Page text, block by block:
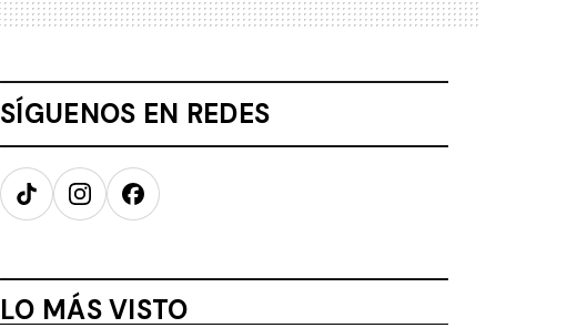
SÍGUENOS EN REDES
TikTokInstagramFacebook
LO MÁS VISTO